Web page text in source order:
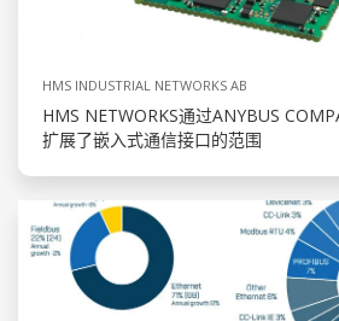
HMS INDUSTRIAL NETWORKS AB
HMS NETWORKS通过ANYBUS
扩展了嵌入式通信接口的范围